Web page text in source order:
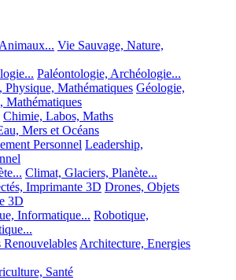
Vie Sauvage, Nature,
Paléontologie, Archéologie...
Mathématiques Géologie,
Mathématiques
Chimie, Labos, Maths
Mers et Océans
Personnel Leadership,
Climat, Glaciers, Planète...
Imprimante 3D Drones, Objets
3D
Informatique... Robotique,
Architecture, Energies
Santé